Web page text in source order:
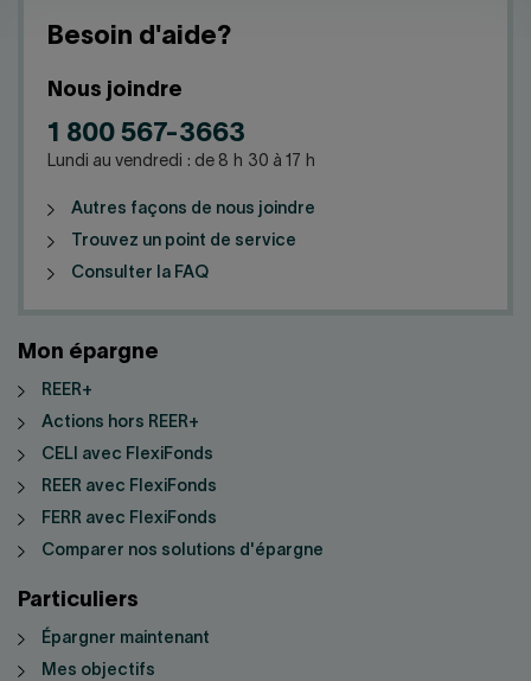
Besoin d'aide?
Nous joindre
1 800 567-3663
Lundi au vendredi : de 8 h 30 à 17 h
Autres façons de nous joindre
Trouvez un point de service
Consulter la FAQ
Mon épargne
REER+
Actions hors REER+
CELI avec FlexiFonds
REER avec FlexiFonds
FERR avec FlexiFonds
Comparer nos solutions d'épargne
Particuliers
Épargner maintenant
Mes objectifs